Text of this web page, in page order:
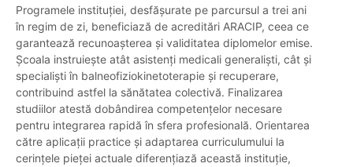
Programele instituției, desfășurate pe parcursul a trei ani
în regim de zi, beneficiază de acreditări ARACIP, ceea ce
garantează recunoașterea și validitatea diplomelor emise.
Școala instruiește atât asistenți medicali generaliști, cât și
specialiști în balneofiziokinetoterapie și recuperare,
contribuind astfel la sănătatea colectivă. Finalizarea
studiilor atestă dobândirea competențelor necesare
pentru integrarea rapidă în sfera profesională. Orientarea
către aplicații practice și adaptarea curriculumului la
cerințele pieței actuale diferențiază această instituție,